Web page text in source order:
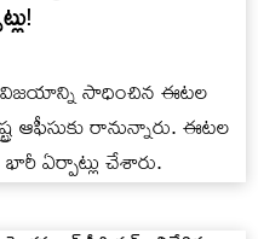
విజయాన్ని సాధించిన ఈటల
రానున్నారు. ఈటల
ఏర్పాట్లు చేశారు.